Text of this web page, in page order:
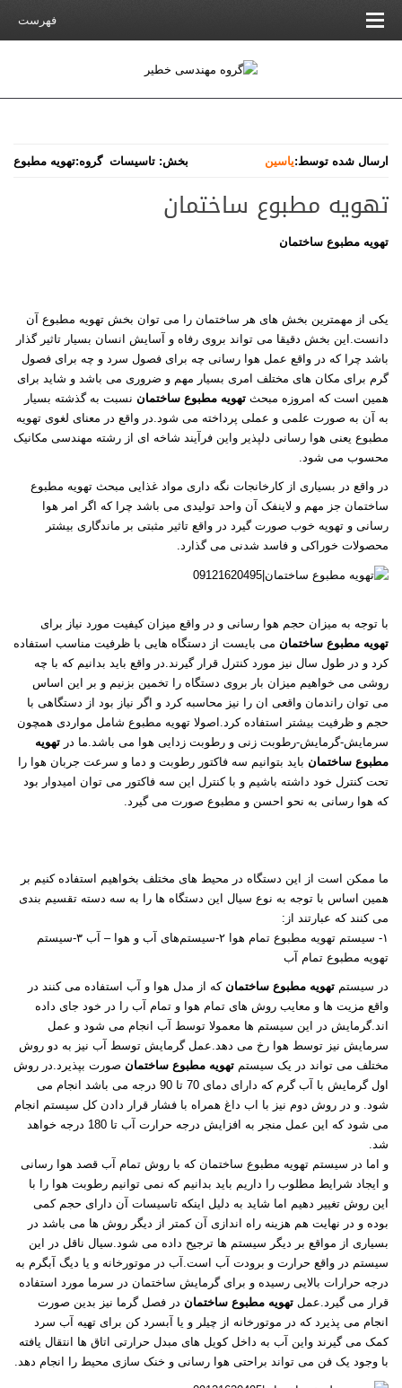
فهرست
ارسال شده توسط:یاسین بخش: تاسیسات گروه:تهویه مطبوع
تهویه مطبوع ساختمان
تهویه مطبوع ساختمان
یکی از مهمترین بخش های هر ساختمان را می توان بخش تهویه مطبوع آن
دانست.این بخش دقیقا می تواند بروی رفاه و آسایش انسان بسیار تاثیر گذار
باشد چرا که در واقع عمل هوا رسانی چه برای فصول سرد و چه برای فصول
گرم برای مکان های مختلف امری بسیار مهم و ضروری می باشد و شاید برای
همین است که امروزه مبحث تهویه مطبوع ساختمان نسبت به گذشته بسیار
به آن به صورت علمی و عملی پرداخته می شود.در واقع در معنای لغوی تهویه
مطبوع یعنی هوا رسانی دلپذیر واین فرآیند شاخه ای از رشته مهندسی مکانیک
محسوب می شود.
در واقع در بسیاری از کارخانجات نگه داری مواد غذایی مبحث تهویه مطبوع
ساختمان جز مهم و لاینفک آن واحد تولیدی می باشد چرا که اگر امر هوا
رسانی و تهویه خوب صورت گیرد در واقع تاثیر مثبتی بر ماندگاری بیشتر
محصولات خوراکی و فاسد شدنی می گذارد.
با توجه به میزان حجم هوا رسانی و در واقع میزان کیفیت مورد نیاز برای
تهویه مطبوع ساختمان می بایست از دستگاه هایی با ظرفیت مناسب استفاده
کرد و در طول سال نیز مورد کنترل قرار گیرند.در واقع باید بدانیم که با چه
روشی می خواهیم میزان بار بروی دستگاه را تخمین بزنیم و بر این اساس
می توان راندمان واقعی ان را نیز محاسبه کرد و اگر نیاز بود از دستگاهی با
حجم و ظرفیت بیشتر استفاده کرد.اصولا تهویه مطبوع شامل مواردی همچون
سرمایش-گرمایش-رطوبت زنی و رطوبت زدایی هوا می باشد.ما در تهویه
مطبوع ساختمان باید بتوانیم سه فاکتور رطوبت و دما و سرعت جربان هوا را
تحت کنترل خود داشته باشیم و با کنترل این سه فاکتور می توان امیدوار بود
که هوا رسانی به نحو احسن و مطبوع صورت می گیرد.
ما ممکن است از این دستگاه در محیط های مختلف بخواهیم استفاده کنیم بر
همین اساس با توجه به نوع سیال این دستگاه ها را به سه دسته تقسیم بندی
می کنند که عبارتند از:
۱- سیستم تهویه مطبوع تمام هوا ۲-سیستم‌های آب و هوا – آب ۳-سیستم
تهویه مطبوع تمام آب
در سیستم تهویه مطبوع ساختمان که از مدل هوا و آب استفاده می کنند در
واقع مزیت ها و معایب روش های تمام هوا و تمام آب را در خود جای داده
اند.گرمایش در این سیستم ها معمولا توسط آب انجام می شود و عمل
سرمایش نیز توسط هوا رخ می دهد.عمل گرمایش توسط آب نیز به دو روش
مختلف می تواند در یک سیستم تهویه مطبوع ساختمان صورت بپذیرد.در روش
اول گرمایش با آب گرم که دارای دمای 70 تا 90 درجه می باشد انجام می
شود. و در روش دوم نیز با اب داغ همراه با فشار قرار دادن کل سیستم انجام
می شود که این عمل منجر به افزایش درجه حرارت آب تا 180 درجه خواهد
شد.
و اما در سیستم تهویه مطبوع ساختمان که با روش تمام آب قصد هوا رسانی
و ایجاد شرایط مطلوب را داریم باید بدانیم که نمی توانیم رطوبت هوا را با
این روش تغییر دهیم اما شاید به دلیل اینکه تاسیسات آن دارای حجم کمی
بوده و در نهایت هم هزینه راه اندازی آن کمتر از دیگر روش ها می باشد در
بسیاری از مواقع بر دیگر سیستم ها ترجیح داده می شود.سیال ناقل در این
سیستم در واقع حرارت و برودت آب است.آب در موتورخانه و یا دیگ آبگرم به
درجه حرارات بالایی رسیده و برای گرمایش ساختمان در سرما مورد استفاده
قرار می گیرد.عمل تهویه مطبوع ساختمان در فصل گرما نیز بدین صورت
انجام می پذیرد که در موتورخانه از چیلر و یا آبسرد کن برای تهیه آب سرد
کمک می گیرند واین آب به داخل کویل های مبدل حرارتی اتاق ها انتقال یافته
با وجود یک فن می تواند براحتی هوا رسانی و خنک سازی محیط را انجام دهد.